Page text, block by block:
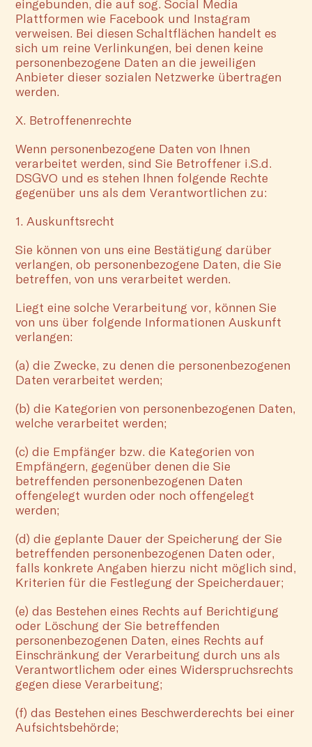
eingebunden, die auf sog. Social Media
Plattformen wie Facebook und Instagram
verweisen. Bei diesen Schaltflächen handelt es
sich um reine Verlinkungen, bei denen keine
personenbezogene Daten an die jeweiligen
Anbieter dieser sozialen Netzwerke übertragen
werden.
X. Betroffenenrechte
Wenn personenbezogene Daten von Ihnen
verarbeitet werden, sind Sie Betroffener i.S.d.
DSGVO und es stehen Ihnen folgende Rechte
gegenüber uns als dem Verantwortlichen zu:
1. Auskunftsrecht
Sie können von uns eine Bestätigung darüber
verlangen, ob personenbezogene Daten, die Sie
betreffen, von uns verarbeitet werden.
Liegt eine solche Verarbeitung vor, können Sie
von uns über folgende Informationen Auskunft
verlangen:
(a) die Zwecke, zu denen die personenbezogenen
Daten verarbeitet werden;
(b) die Kategorien von personenbezogenen Daten,
welche verarbeitet werden;
(c) die Empfänger bzw. die Kategorien von
Empfängern, gegenüber denen die Sie
betreffenden personenbezogenen Daten
offengelegt wurden oder noch offengelegt
werden;
(d) die geplante Dauer der Speicherung der Sie
betreffenden personenbezogenen Daten oder,
falls konkrete Angaben hierzu nicht möglich sind,
Kriterien für die Festlegung der Speicherdauer;
(e) das Bestehen eines Rechts auf Berichtigung
oder Löschung der Sie betreffenden
personenbezogenen Daten, eines Rechts auf
Einschränkung der Verarbeitung durch uns als
Verantwortlichem oder eines Widerspruchsrechts
gegen diese Verarbeitung;
(f) das Bestehen eines Beschwerderechts bei einer
Aufsichtsbehörde;